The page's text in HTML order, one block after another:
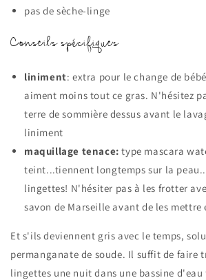
pas de sèche-linge
Conseils spécifiques
liniment: extra pour le change de
aiment moins tout ce gras. N'hésitez
terre de sommière dessus avant le
liniment
maquillage tenace: type mascara
teint...tiennent longtemps sur la
lingettes! N'hésiter pas à les frotter
savon de Marseille avant de les mettre
Et s'ils deviennent gris avec le temps,
permanganate de soude. Il suffit de faire
lingettes une nuit dans une bassine d'eau